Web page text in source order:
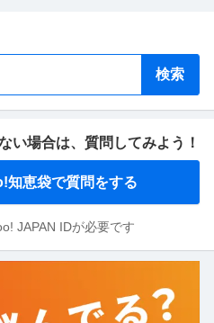
検索
い場合は、 質問してみよう！
知恵袋で質問をする
JAPAN IDが必要です